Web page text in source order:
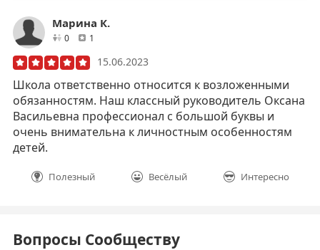
Марина К.
0друзей1
15.06.2023
Школа ответственно относится к возложенными
обязанностям. Наш классный руководитель Оксана
Васильевна профессионал с большой буквы и
очень внимательна к личностным особенностям
детей.
Полезный Весёлый Интересно
Вопросы Сообществу